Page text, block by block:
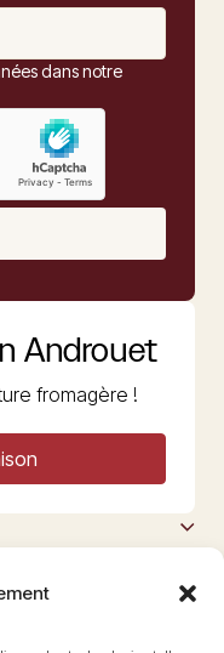
dans notre
Androuet
fromagère !